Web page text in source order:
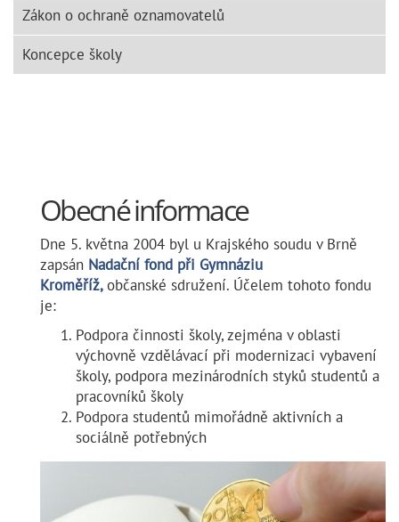
Zákon o ochraně oznamovatelů
Koncepce školy
Obecné informace
Dne 5. května 2004 byl u Krajského soudu v Brně
zapsán Nadační fond při Gymnáziu
Kroměříž,občanské sdružení. Účelem tohoto fondu
je:
Podpora činnosti školy, zejména v oblasti
výchovně vzdělávací při modernizaci vybavení
školy, podpora mezinárodních styků studentů a
pracovníků školy
Podpora studentů mimořádně aktivních a
sociálně potřebných